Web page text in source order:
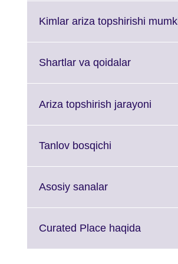
More
Kimlar ariza topshirishi
Shartlar va qoidalarClick
More
Ariza topshirish jarayoni
Tanlov bosqichi
Asosiy sanalarClick
More
Curated Place haqida